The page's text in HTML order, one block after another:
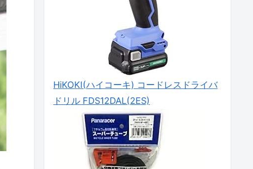
HiKOKI(ハイコーキ) コードレスドライバ
ドリル FDS12DAL(2ES)